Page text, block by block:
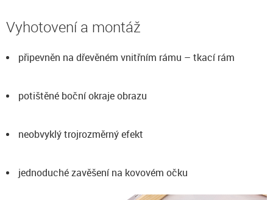
Vyhotovení a montáž
připevněn na dřevěném vnitřním rámu – tkací rám
potištěné boční okraje obrazu
neobvyklý trojrozměrný efekt
jednoduché zavěšení na kovovém očku